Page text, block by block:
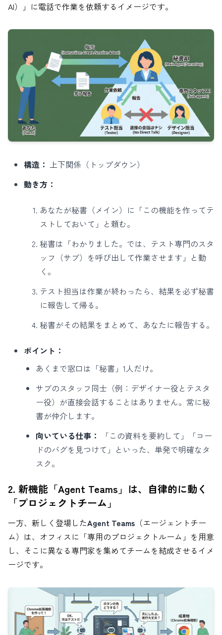
AI）」に電話で作業を依頼するイメージです。
構造：
上下関係（トップダウン）
動き方：
あなたが秘書（メイン）に「この機能を作ってテ
ストしておいて」と頼む。
秘書は「わかりました。では、テスト専門のスタ
ッフ（サブ）を呼び出して作業させます」と動
く。
テスト担当は作業が終わったら、結果を必ず秘書
に報告して帰る。
秘書がその結果をまとめて、あなたに報告する。
ポイント：
あくまで窓口は「秘書」1人だけ。
サブのスタッフ同士（例：デザイナー役とテスタ
ー役）が直接会話することはありません。常に秘
書が仲介します。
向いている仕事：
「この資料を要約して」「コー
ドのバグを見つけて」といった、単発で明確なタ
スク。
2. 新機能「Agent Teams」は、自律的に動く
「プロジェクトチーム」
一方、新しく登場したAgent Teams （エージェントチー
ム）は、オフィスに「専用のプロジェクトルーム」を用意
し、そこに異なる専門家を集めてチームを結成させるイメ
ージです。